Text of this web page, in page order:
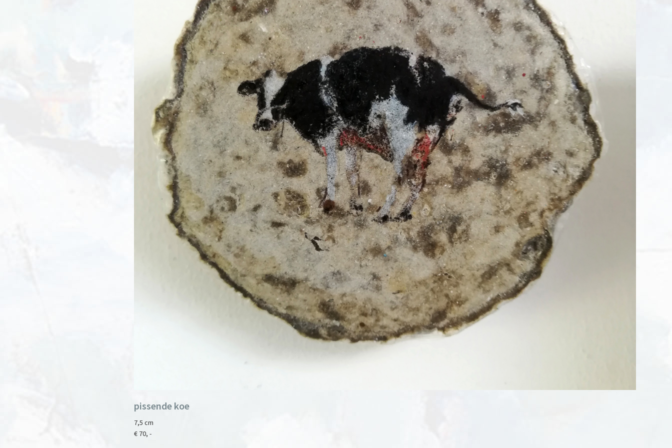
pissende koe
7,5 cm
€ 70, -